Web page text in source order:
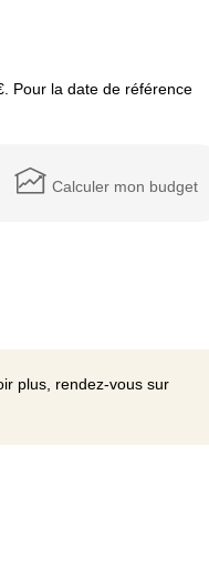
Pour la date de référence
Calculer mon budget
plus, rendez-vous sur